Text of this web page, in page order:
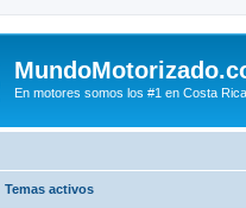
En motores somos los #1 en Costa
Temas activos